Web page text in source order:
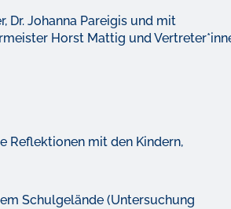
Dr. Johanna Pareigis und mit
Horst Mattig und
Reflektionen mit den Kindern,
Schulgelände (Untersuchung